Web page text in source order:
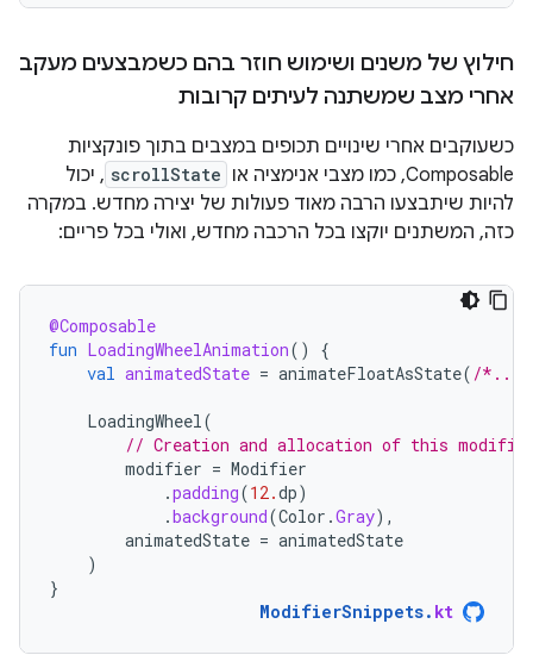
חילוץ של משנים ושימוש חוזר בהם כשמבצעים מעקב
אחרי מצב שמשתנה לעיתים קרובות
כשעוקבים אחרי שינויים תכופים במצבים בתוך פונקציות
Composable, כמו מצבי אנימציה או
scrollState , יכול
להיות שיתבצעו הרבה מאוד פעולות של יצירה מחדש. במקרה
כזה, המשתנים יוקצו בכל הרכבה מחדש, ואולי בכל פריים:
@Composable
fun LoadingWheelAnimation()
{
val animatedState = animateFloatAsState( /
LoadingWheel(
// Creation and allocation of this
modifier = Modifier
.padding(12.dp)
.background(Color .Gray),
animatedState = animatedState
)
}
ModifierSnippets. kt